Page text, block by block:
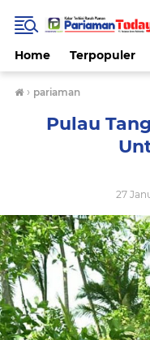
Home Terpopuler
› pariaman
Pulau
27